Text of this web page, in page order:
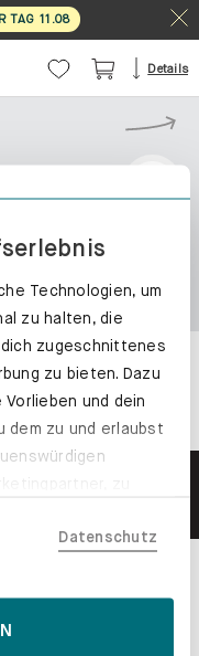
Technologien, um
zu halten, die
zugeschnittenes
zu bieten. Dazu
und dein
dem zu und erlaubst
verarbeitet werden
Datenschutz
TAG 11 .08
Details